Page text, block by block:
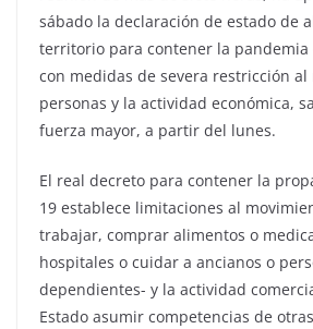
sábado la declaración de estado de
territorio para contener la pandemia
con medidas de severa restricción
personas y la actividad económica,
fuerza mayor, a partir del lunes.
El real decreto para contener la
19 establece limitaciones al
trabajar, comprar alimentos o
hospitales o cuidar a ancianos o
dependientes- y la actividad
Estado asumir competencias de